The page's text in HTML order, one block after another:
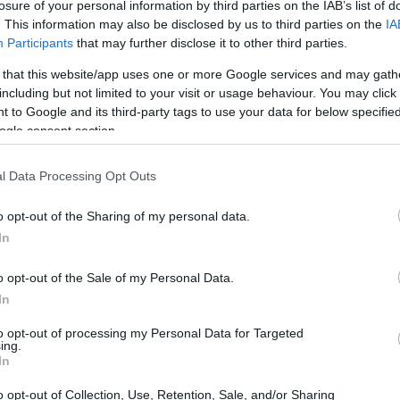
of your personal information by third parties on the IAB’s list of
This information may also be disclosed by us to third parties on the
Participants that may further disclose it to other third parties.
that this website/app uses one or more Google services and may
but not limited to your visit or usage behaviour. You may
to Google and its third-party tags to use your data for below
consent section.
Data Processing Opt Outs
opt-out of the Sharing of my personal data.
opt-out of the Sale of my Personal Data.
opt-out of processing my Personal Data for Targeted
opt-out of Collection, Use, Retention, Sale, and/or Sharing
di quattro studenti del corso di laurea
iniziativa coinvolge gli studenti in progetti pratici e
percorso formativo.
Link Scholarship Program, promosso dalla
Questo programma offre borse di studio a studenti
internazionale. I partecipanti avranno
diverso, arricchendo così il proprio bagaglio